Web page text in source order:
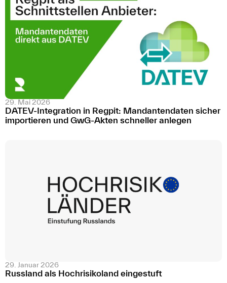
29. Mai 2026
DATEV-Integration in Regpit: Mandantendaten sicher
importieren und GwG-Akten schneller anlegen
29. Januar 2026
Russland als Hochrisikoland eingestuft